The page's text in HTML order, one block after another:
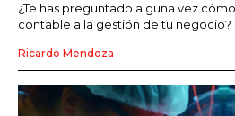
¿Te has preguntado alguna vez
contable a la gestión de tu negocio?
Ricardo Mendoza